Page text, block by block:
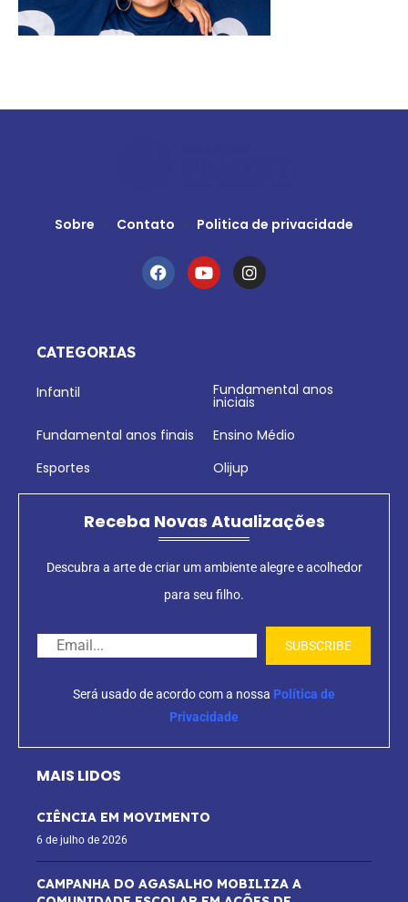
Sobre Contato Politica de privacidade
CATEGORIAS
Infantil Fundamental anos
iniciais
Fundamental anos finais
Ensino Médio
Esportes
Olijup
Receba Novas Atualizações
Descubra a arte de criar um ambiente alegre e acolhedor
para seu filho.
Será usado de acordo com a nossa Política de
Privacidade
MAIS LIDOS
CIÊNCIA EM MOVIMENTO
6 de julho de 2026
CAMPANHA DO AGASALHO MOBILIZA A